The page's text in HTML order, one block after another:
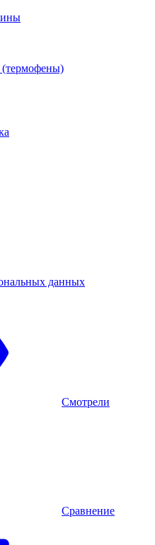
данных
Смотрели
Сравнение